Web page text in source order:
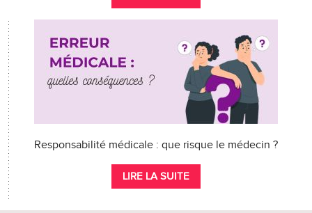
Responsabilité médicale : que risque le médecin ?
LIRE LA SUITE